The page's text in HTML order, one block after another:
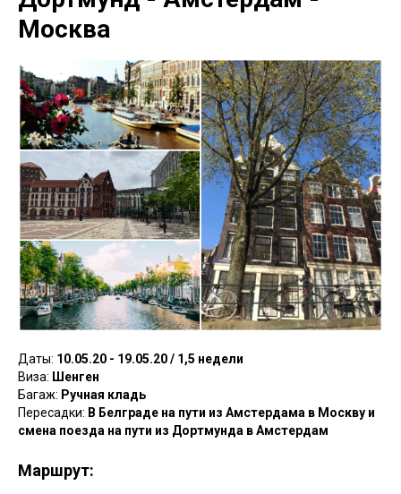
Москва
Даты: 10.05.20 - 19.05.20 / 1,5 недели
Виза: Шенген
Багаж: Ручная кладь
Пересадки: В Белграде на пути из Амстердама в Москву и
смена поезда на пути из Дортмунда в Амстердам
Маршрут: